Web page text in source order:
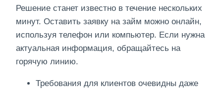
Решение станет известно в течение нескольких
минут. Оставить заявку на займ можно онлайн,
используя телефон или компьютер. Если нужна
актуальная информация, обращайтесь на
горячую линию.
Требования для клиентов очевидны даже